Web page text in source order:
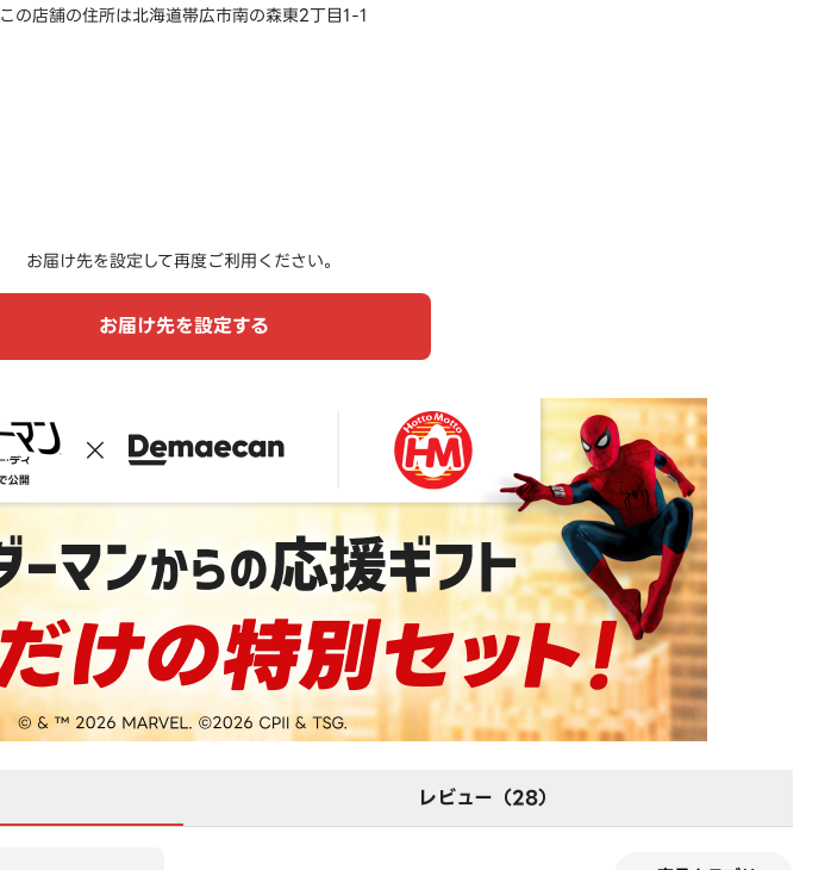
この店舗の住所は北海道帯広市南の森東2丁目1-1
お届け先を設定して再度ご利用ください。
お届け先を設定する
レビュー（28）